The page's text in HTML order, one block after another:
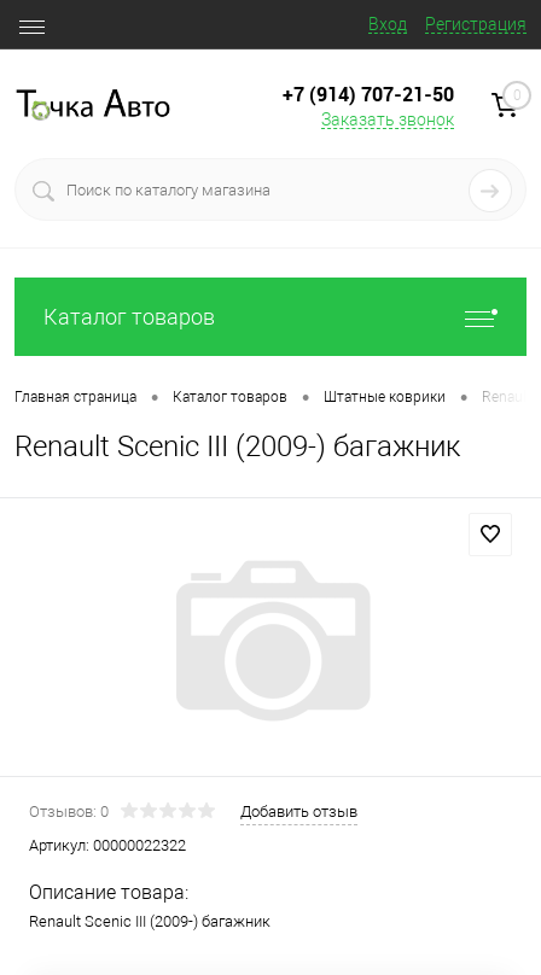
Вход Регистрация
+7 (914) 707‒21‒50
Заказать звонок
0
Каталог товаров
Главная страница • Каталог товаров • Штатные коврики • Renault
Renault Scenic III (2009-) багажник
Отзывов: 0
Добавить отзыв
Артикул: 00000022322
Описание товара:
Renault Scenic III (2009-) багажник